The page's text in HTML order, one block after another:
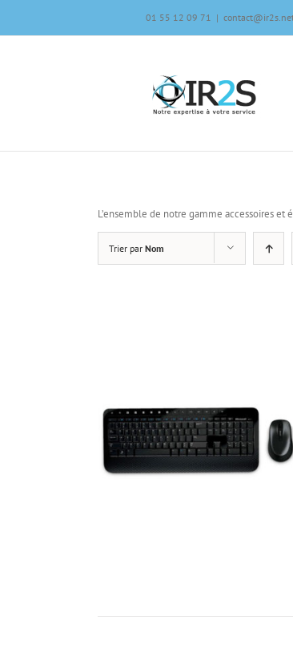
content
01 55 12 09 71 |
L’ensemble de notre gamme accessoires et
Trier par Nom